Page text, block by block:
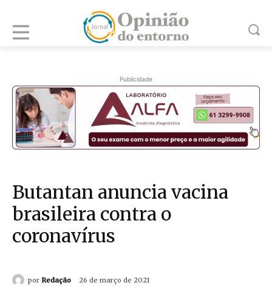
Publicidade
Butantan anuncia vacina
brasileira contra o
coronavírus
por Redação 26 de março de 2021